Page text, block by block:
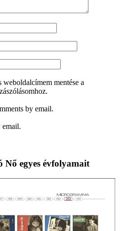
mentése a
by email.
egyes évfolyamait